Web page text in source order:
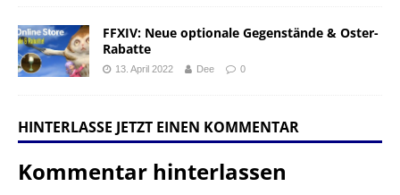
FFXIV: Neue optionale Gegenstände & Oster-
Rabatte
13. April 2022 Dee 0
HINTERLASSE JETZT EINEN KOMMENTAR
Kommentar hinterlassen